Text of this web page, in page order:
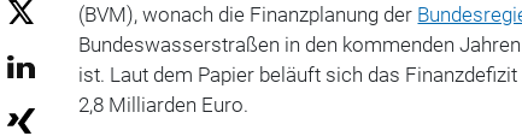
(BVM), wonach die Finanzplanung der
Bundeswasserstraßen in den kommenden
ist. Laut dem Papier beläuft sich das
2,8 Milliarden Euro.